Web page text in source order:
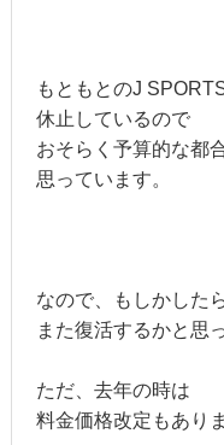
もともとのJ
休止しているので
おそらく予算的な都
思っています。
なので、もしかした
また復活するかと思
ただ、去年の時は
料金価格改定もあり